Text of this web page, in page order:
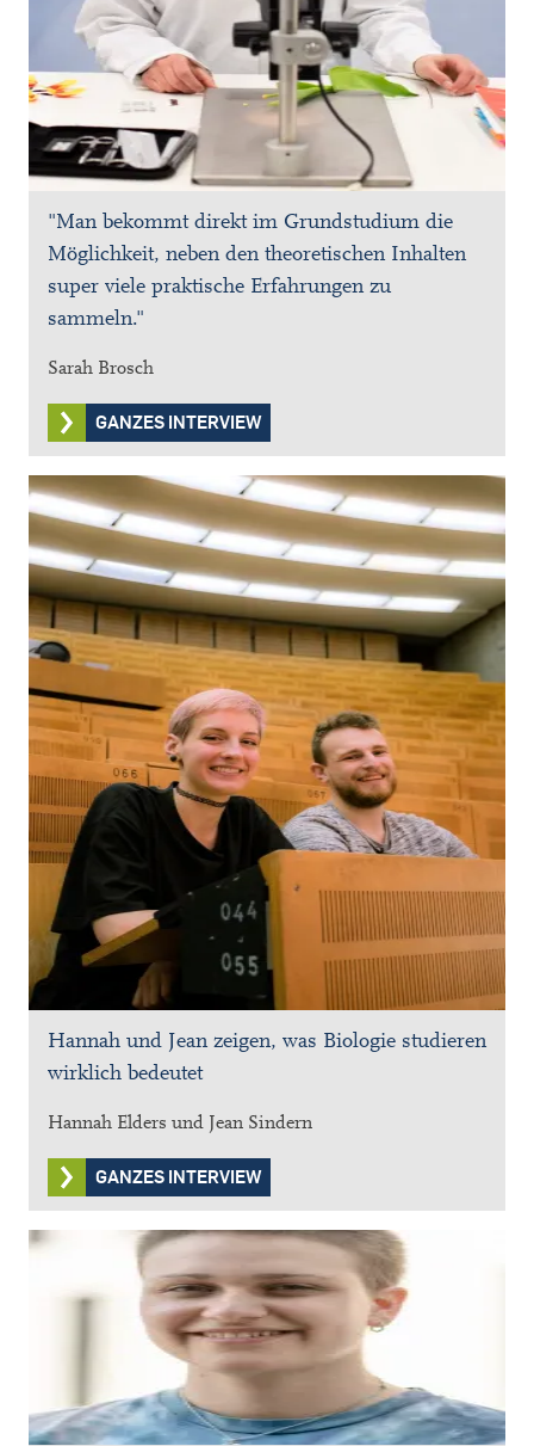
"Man bekommt direkt im Grundstudium die
Möglichkeit, neben den theoretischen Inhalten
super viele praktische Erfahrungen zu
sammeln."
Sarah Brosch
GANZES INTERVIEW
Hannah und Jean zeigen, was Biologie studieren
wirklich bedeutet
Hannah Elders und Jean Sindern
GANZES INTERVIEW